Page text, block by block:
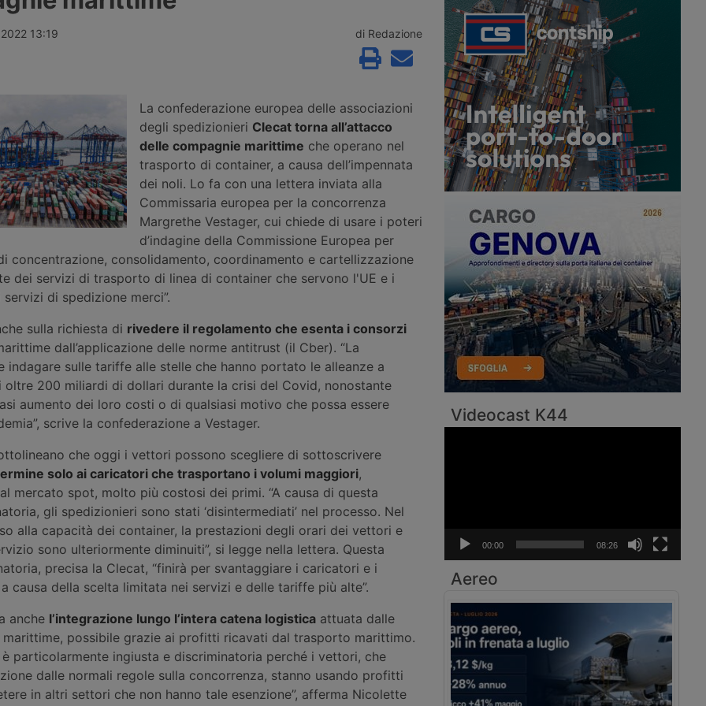
e Omers,
stimata
Nessuna
greca viene colpita da un proiettile
rivendicano l’ottavo attacco a una
petroliera saudita dal 22 luglio.
collegamento diretto ro-pax tra
Civitavecchia e Annaba, con due
rotazioni settimanali.
13:19 di Redazione
La confederazione europea delle associazioni
degli spedizionieri Clecat torna all’attacco
delle compagnie marittime che operano nel
trasporto di container, a causa dell’impennata
dei noli. Lo fa con una lettera inviata alla
Commissaria europea per la concorrenza
Margrethe Vestager, cui chiede di usare i poteri
d’indagine della Commissione Europea per
concentrazione, consolidamento, coordinamento e cartellizzazione
dei servizi di trasporto di linea di container che servono l'UE e i
di spedizione merci”.
sulla richiesta di rivedere il regolamento che esenta i consorzi
dall’applicazione delle norme antitrust (il Cber). “La
indagare sulle tariffe alle stelle che hanno portato le alleanze a
200 miliardi di dollari durante la crisi del Covid, nonostante
aumento dei loro costi o di qualsiasi motivo che possa essere
scrive la confederazione a Vestager.
che oggi i vettori possono scegliere di sottoscrivere
solo ai caricatori che trasportano i volumi maggiori,
mercato spot, molto più costosi dei primi. “A causa di questa
gli spedizionieri sono stati ‘disintermediati’ nel processo. Nel
alla capacità dei container, la prestazioni degli orari dei vettori e
sono ulteriormente diminuiti”, si legge nella lettera. Questa
precisa la Clecat, “finirà per svantaggiare i caricatori e i
causa della scelta limitata nei servizi e delle tariffe più alte”.
anche l’integrazione lungo l’intera catena logistica attuata dalle
marittime, possibile grazie ai profitti ricavati dal trasporto marittimo.
è particolarmente ingiusta e discriminatoria perché i vettori, che
dalle normali regole sulla concorrenza, stanno usando profitti
in altri settori che non hanno tale esenzione”, afferma Nicolette
Videocast K44
00:00 08:26
Aereo